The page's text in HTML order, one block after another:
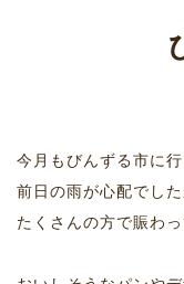
今月もびんずる市に行
前日の雨が心配でし
たくさんの方で賑わっ